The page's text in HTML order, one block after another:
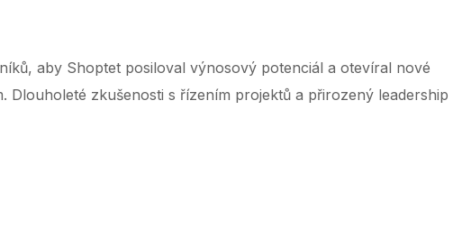
aby Shoptet posiloval výnosový potenciál a otevíral nové
zkušenosti s řízením projektů a přirozený leadership